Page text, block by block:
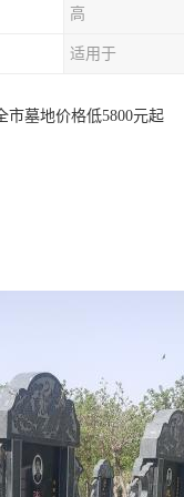
高
适用于
市墓地价格低5800元起